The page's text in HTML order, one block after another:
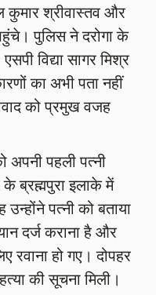
श्रीवास्तव और
पुलिस ने दरोगा के
विद्या सागर मिश्र
का अभी पता नहीं
को प्रमुख वजह
अपनी पहली पत्नी
के ब्रह्मपुरा इलाके में
पत्नी को बताया
दर्ज कराना है और
रवाना हो गए। दोपहर
की सूचना मिली।